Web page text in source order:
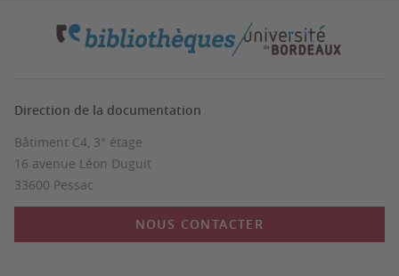
Direction de la documentation
Bâtiment C4, 3° étage
16 avenue Léon Duguit
33600 Pessac
NOUS CONTACTER